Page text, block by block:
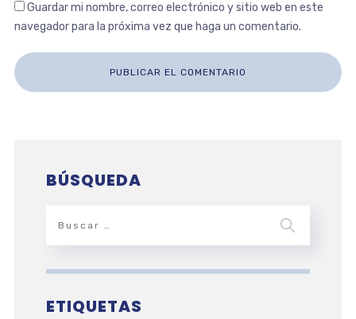
Guardar mi nombre, correo electrónico y sitio web en este
navegador para la próxima vez que haga un comentario.
BÚSQUEDA
ETIQUETAS